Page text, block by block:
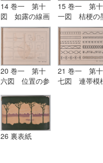
14 巻一 第十
図 如露の線画
と平塗画
15 巻一 第十
一図 桔梗の
画
20 巻一 第十
六図 位置の参
21 巻一 第十
七図 連帯模
26 裏表紙